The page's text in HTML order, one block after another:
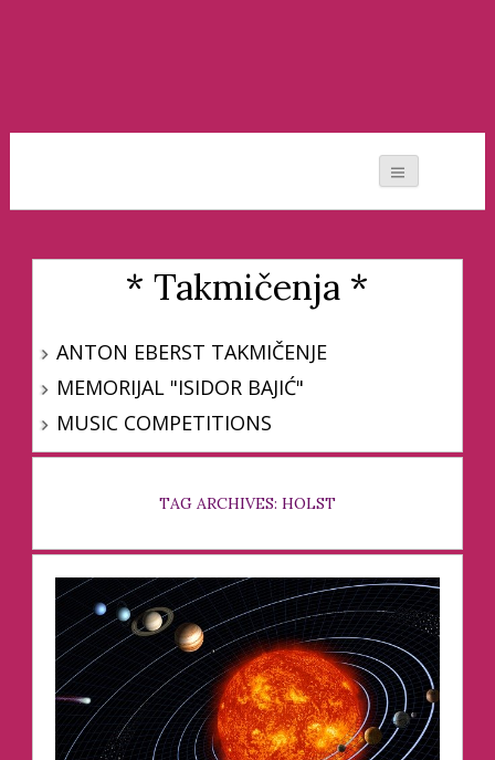
* Takmičenja *
ANTON EBERST TAKMIČENJE
MEMORIJAL "ISIDOR BAJIĆ"
MUSIC COMPETITIONS
TAG ARCHIVES: HOLST